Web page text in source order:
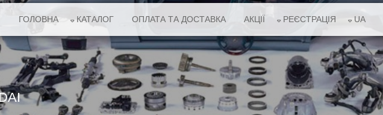
ГОЛОВНА КАТАЛОГ ОПЛАТА ТА ДОСТАВКА АКЦІЇ РЕЄСТРАЦІЯ UA